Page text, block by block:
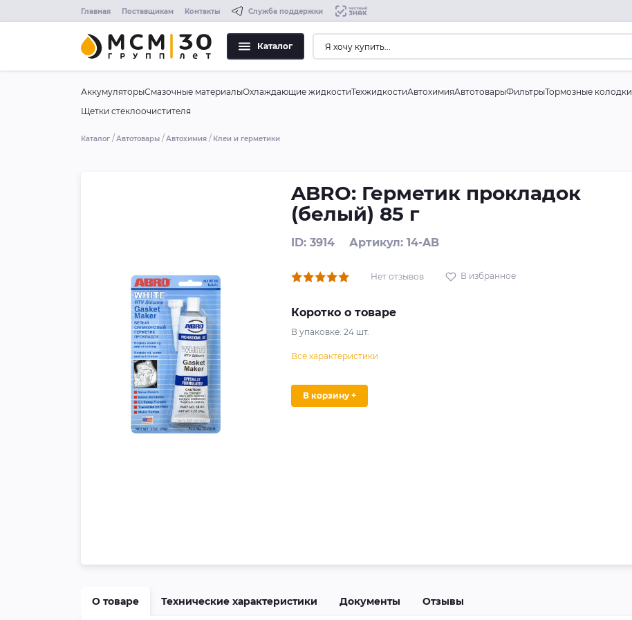
Главная Поставщикам Контакты Служба поддержки
Каталог
АккумуляторыСмазочные материалыОхлаждающие жидкостиТехжидкостиАвтохимияАвтотоварыФильтрыТормозные колодки
Щетки стеклоочистителя
Каталог Автотовары Автохимия Клеи и герметики
ABRO: Герметик прокладок
(белый) 85 г
ID: 3914 Артикул: 14-AB
Нет отзывов В избранное
Коротко о товаре
В упаковке:24 шт.
Все характеристики
В корзину +
О товаре Технические характеристики Документы Отзывы